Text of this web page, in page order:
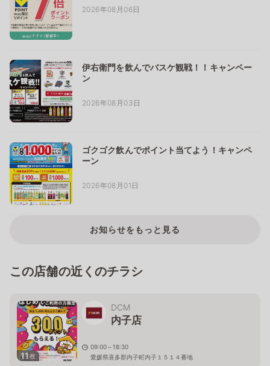
2026年08月06日
伊右衛門を飲んでバスケ観戦！！キャンペー
ン
2026年08月03日
ゴクゴク飲んでポイント当てよう！キャンペ
ーン
2026年08月01日
お知らせをもっと見る
この店舗の近くのチラシ
11枚
DCM
内子店
09:00～18:30
愛媛県喜多郡内子町内子１５１４番地